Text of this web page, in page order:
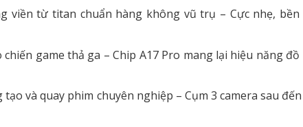
viền từ titan chuẩn hàng không vũ trụ – Cực nhẹ, bền
chiến game thả ga – Chip A17 Pro mang lại hiệu năng
tạo và quay phim chuyên nghiệp – Cụm 3 camera sau